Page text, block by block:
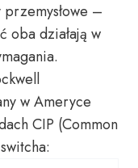
–
oba działają w
w Ameryce
CIP (Common